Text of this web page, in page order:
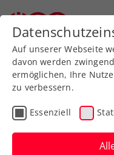
Zurück zur
Pickleball
Auf unserer Webseite
davon werden
ermöglichen, Ihre
zu verbessern.
Essenziell